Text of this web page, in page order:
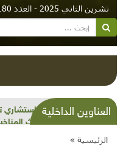
تشرين الثاني 2025 - العدد 180 (2025-11-01)
العناوين الداخليةشذرات بيئية
وحاكورة
الرئيسية »